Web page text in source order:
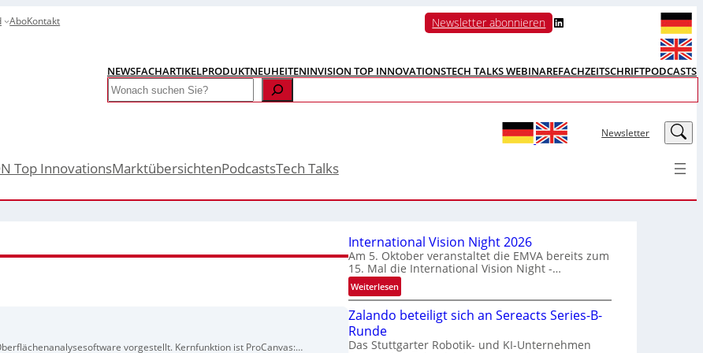
AboKontakt Newsletter abonnieren LinkedIn
NEWSFACHARTIKELPRODUKTNEUHEITENINVISION TOP INNOVATIONSTECH TALKS WEBINAREFACHZEITSCHRIFTPODCASTS
Search
Newsletter LinkedIn
Top InnovationsMarktübersichtenPodcastsTech Talks
vorgestellt. Kernfunktion ist ProCanvas:
International Vision Night 2026
Am 5. Oktober veranstaltet die EMVA bereits zum
15. Mal die International Vision Night -…
Weiterlesen:
I
n
e
Zalando beteiligt sich an Sereacts Series-B-
Runde
Das Stuttgarter Robotik- und KI-Unternehmen